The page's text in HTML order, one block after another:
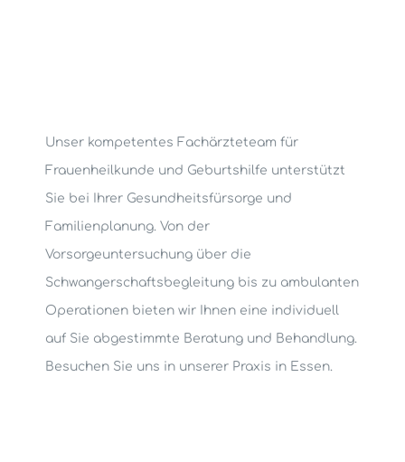
Unser kompetentes Fachärzteteam für
Frauenheilkunde und Geburtshilfe unterstützt
Sie bei Ihrer Gesundheitsfürsorge und
Familienplanung. Von der
Vorsorgeuntersuchung über die
Schwangerschaftsbegleitung bis zu ambulanten
Operationen bieten wir Ihnen eine individuell
auf Sie abgestimmte Beratung und Behandlung.
Besuchen Sie uns in unserer Praxis in Essen.